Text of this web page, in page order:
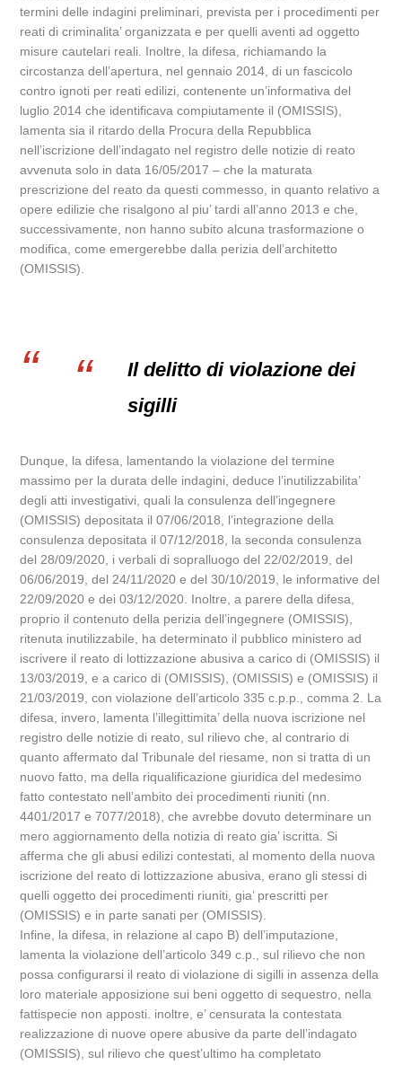
termini delle indagini preliminari, prevista per i procedimenti per
reati di criminalita’ organizzata e per quelli aventi ad oggetto
misure cautelari reali. Inoltre, la difesa, richiamando la
circostanza dell’apertura, nel gennaio 2014, di un fascicolo
contro ignoti per reati edilizi, contenente un’informativa del
luglio 2014 che identificava compiutamente il (OMISSIS),
lamenta sia il ritardo della Procura della Repubblica
nell’iscrizione dell’indagato nel registro delle notizie di reato
avvenuta solo in data 16/05/2017 – che la maturata
prescrizione del reato da questi commesso, in quanto relativo a
opere edilizie che risalgono al piu’ tardi all’anno 2013 e che,
successivamente, non hanno subito alcuna trasformazione o
modifica, come emergerebbe dalla perizia dell’architetto
(OMISSIS).
Il delitto di violazione dei
sigilli
Dunque, la difesa, lamentando la violazione del termine
massimo per la durata delle indagini, deduce l’inutilizzabilita’
degli atti investigativi, quali la consulenza dell’ingegnere
(OMISSIS) depositata il 07/06/2018, l’integrazione della
consulenza depositata il 07/12/2018, la seconda consulenza
del 28/09/2020, i verbali di sopralluogo del 22/02/2019, del
06/06/2019, del 24/11/2020 e del 30/10/2019, le informative del
22/09/2020 e dei 03/12/2020. Inoltre, a parere della difesa,
proprio il contenuto della perizia dell’ingegnere (OMISSIS),
ritenuta inutilizzabile, ha determinato il pubblico ministero ad
iscrivere il reato di lottizzazione abusiva a carico di (OMISSIS) il
13/03/2019, e a carico di (OMISSIS), (OMISSIS) e (OMISSIS) il
21/03/2019, con violazione dell’articolo 335 c.p.p., comma 2. La
difesa, invero, lamenta l’illegittimita’ della nuova iscrizione nel
registro delle notizie di reato, sul rilievo che, al contrario di
quanto affermato dal Tribunale del riesame, non si tratta di un
nuovo fatto, ma della riqualificazione giuridica del medesimo
fatto contestato nell’ambito dei procedimenti riuniti (nn.
4401/2017 e 7077/2018), che avrebbe dovuto determinare un
mero aggiornamento della notizia di reato gia’ iscritta. Si
afferma che gli abusi edilizi contestati, al momento della nuova
iscrizione del reato di lottizzazione abusiva, erano gli stessi di
quelli oggetto dei procedimenti riuniti, gia’ prescritti per
(OMISSIS) e in parte sanati per (OMISSIS).
Infine, la difesa, in relazione al capo B) dell’imputazione,
lamenta la violazione dell’articolo 349 c.p., sul rilievo che non
possa configurarsi il reato di violazione di sigilli in assenza della
loro materiale apposizione sui beni oggetto di sequestro, nella
fattispecie non apposti. inoltre, e’ censurata la contestata
realizzazione di nuove opere abusive da parte dell’indagato
(OMISSIS), sul rilievo che quest’ultimo ha completato